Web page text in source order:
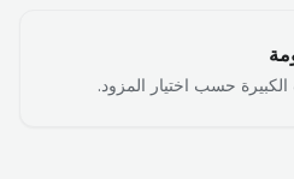
حسب اختيار المزود.